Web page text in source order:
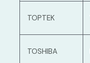
TOPTEK
TOSHIBA